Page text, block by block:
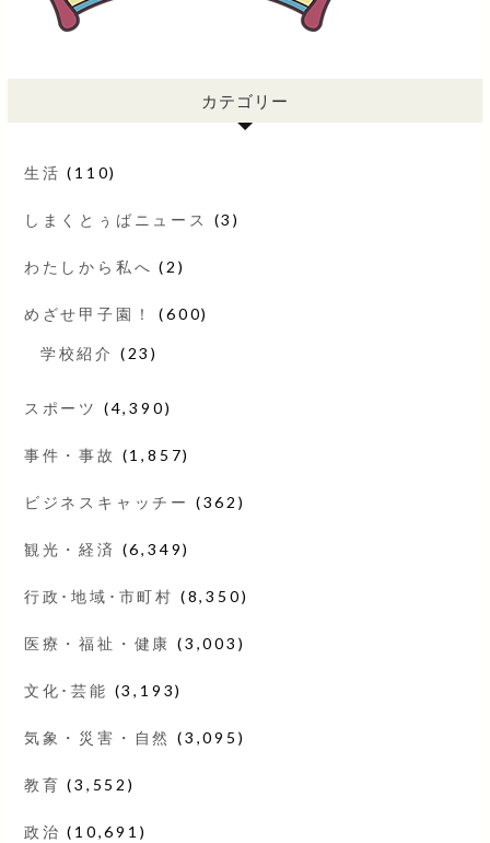
カテゴリー
生活 (110)
しまくとぅばニュース (3)
わたしから私へ (2)
めざせ甲子園！ (600)
学校紹介 (23)
スポーツ (4,390)
事件・事故 (1,857)
ビジネスキャッチー (362)
観光・経済 (6,349)
行政･地域･市町村 (8,350)
医療・福祉・健康 (3,003)
文化･芸能 (3,193)
気象・災害・自然 (3,095)
教育 (3,552)
政治 (10,691)